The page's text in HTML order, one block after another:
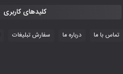
کلیدهای کاربری
تماس با ما درباره ما سفارش تبلیغات